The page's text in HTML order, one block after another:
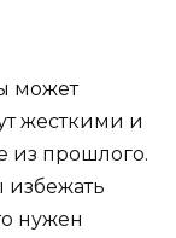
может
жесткими и
из прошлого.
избежать
нужен